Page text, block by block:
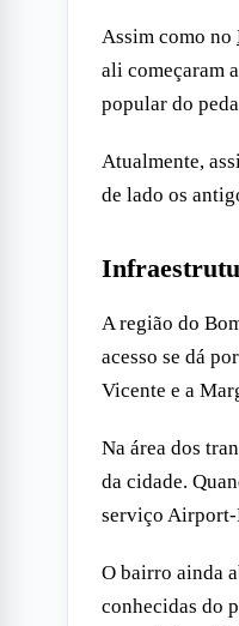
Assim como no
ali começaram
popular do
Atualmente,
de lado os
A região do
acesso se dá
Vicente e a
Na área dos
da cidade.
serviço Airport-
O bairro ainda
conhecidas do